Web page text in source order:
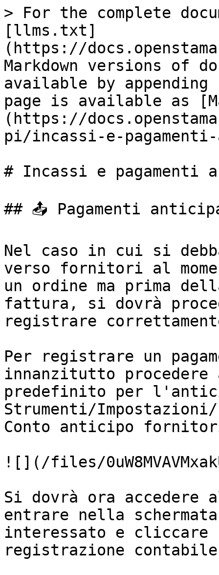
> For the complete
[llms.txt]
(https://
Markdown versions of
available by
page is available as
(https://
pi/incassi-e-
# Incassi e pagamenti
## 📤 Pagamenti
Nel caso in cui si
verso fornitori al
un ordine ma prima
fattura, si dovrà
registrare
Per registrare un
innanzitutto
predefinito per
Strumenti/
Conto anticipo
![](/files/
Si dovrà ora accedere
entrare nella
interessato e cliccare
registrazione